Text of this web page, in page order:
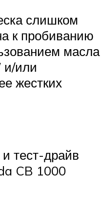
слишком
к пробиванию
масла
и/или
жестких
тест-драйв
CB 1000